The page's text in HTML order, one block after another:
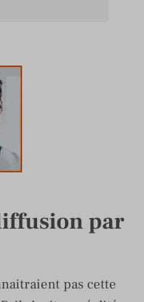
par
pas cette